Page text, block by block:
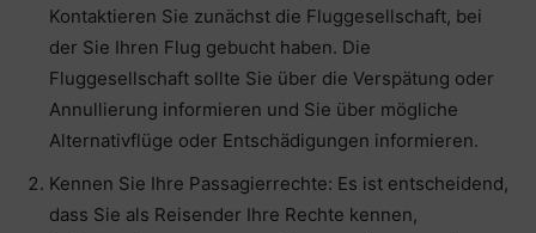
Kontaktieren Sie zunächst die Fluggesellschaft, bei
der Sie Ihren Flug gebucht haben. Die
Fluggesellschaft sollte Sie über die Verspätung oder
Annullierung informieren und Sie über mögliche
Alternativflüge oder Entschädigungen informieren.
Kennen Sie Ihre Passagierrechte: Es ist entscheidend,
dass Sie als Reisender Ihre Rechte kennen,